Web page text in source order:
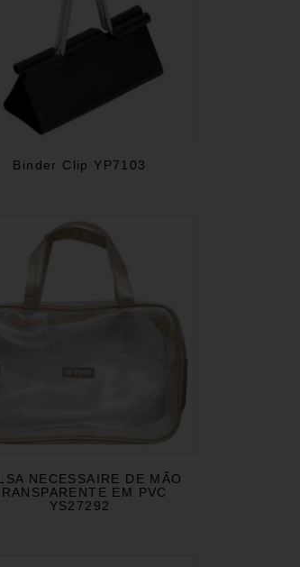
Binder Clip YP7103
NECESSAIRE DE MÃO
EM PVC
YS27292